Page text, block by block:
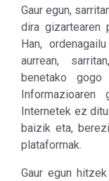
Gaur egun,
dira gizartearen
Han,
aurrean,
benetako
Informazioaren
Internetek ez
baizik eta,
plataformak.
Gaur egun